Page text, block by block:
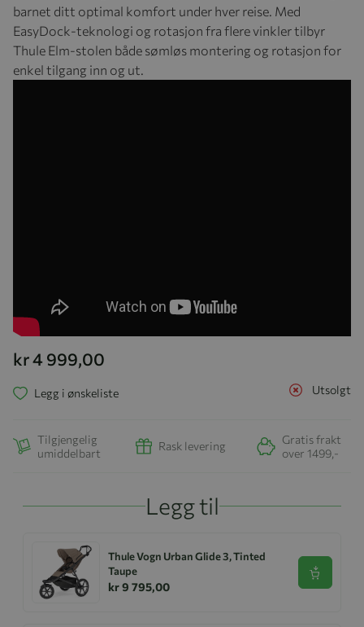
barnet ditt optimal komfort under hver reise. Med
EasyDock-teknologi og rotasjon fra flere vinkler tilbyr
Thule Elm-stolen både sømløs montering og rotasjon for
enkel tilgang inn og ut.
kr 4 999,00
Utsolgt
Legg i ønskeliste
Tilgjengelig
umiddelbart
Rask levering
Gratis frakt
over 1499,-
Legg til
Thule Vogn Urban Glide 3, Tinted
Taupe
kr 9 795,00
Se